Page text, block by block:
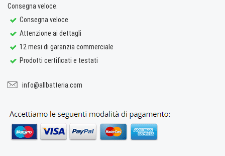
Consegna veloce.
Consegna veloce
Attenzione ai dettagli
12 mesi di garanzia commerciale
Prodotti certificati e testati
info@allbatteria.com